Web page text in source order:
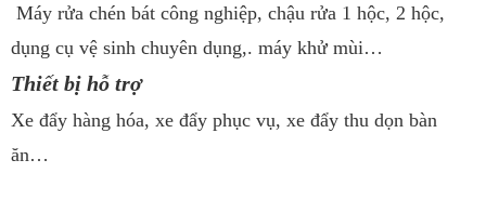
Máy rửa chén bát công nghiệp, chậu rửa 1 hộc, 2 hộc,
dụng cụ vệ sinh chuyên dụng,. máy khử mùi…
Thiết bị hỗ trợ
Xe đẩy hàng hóa, xe đẩy phục vụ, xe đẩy thu dọn bàn
ăn…